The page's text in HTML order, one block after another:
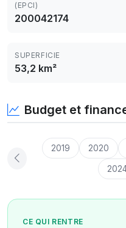
(EPCI)
200042174
SUPERFICIE
53,2 km²
Budget et
2019 2020
CE QUI RENTRE